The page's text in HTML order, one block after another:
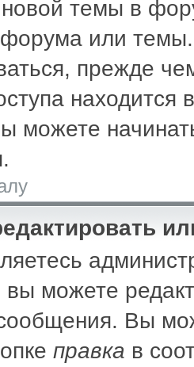
темы в
форума или
прежде
можете
можете
Вы
правка в